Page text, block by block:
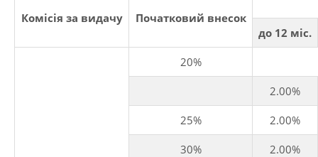
Комісія за видачу
Початковий внесок
до 12 міс.
20%
2.00%
25% 2.00%
30% 2.00%